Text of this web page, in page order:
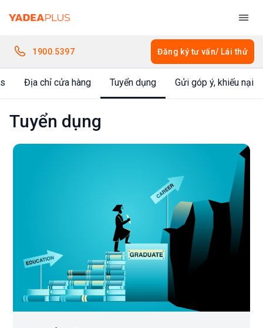
qua
dung
1900.5397 Đăng ký tư vấn/ Lái thử
Địa chỉ cửa hàng Tuyển dụng Gửi góp ý, khiếu nại
Tuyển dụng